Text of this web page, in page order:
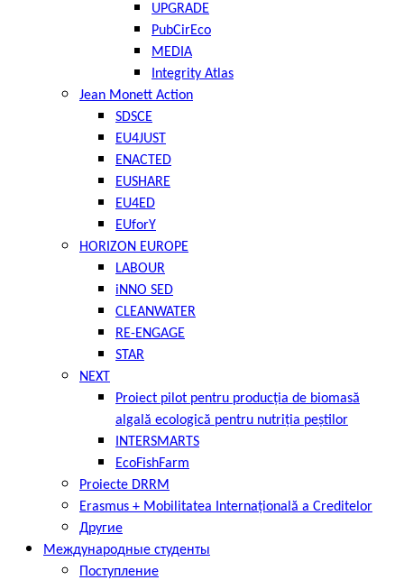
UPGRADE
PubCirEco
MEDIA
Integrity Atlas
Jean Monett Action
SDSCE
EU4JUST
ENACTED
EUSHARE
EU4ED
EUforY
HORIZON EUROPE
LABOUR
iNNO SED
CLEANWATER
RE-ENGAGE
STAR
NEXT
Proiect pilot pentru producția de biomasă
algală ecologică pentru nutriția peștilor
INTERSMARTS
EcoFishFarm
Proiecte DRRM
Erasmus + Mobilitatea Internațională a Creditelor
Другие
Международные студенты
Поступление